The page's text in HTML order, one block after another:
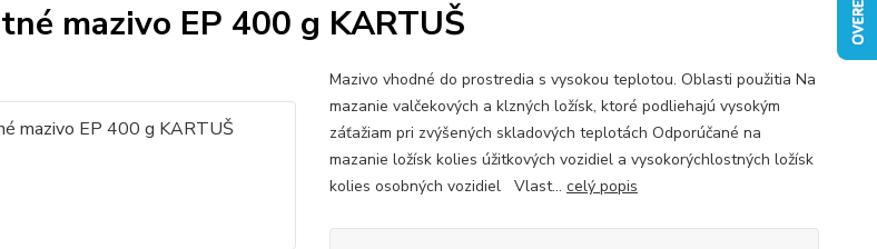
mazivo EP 400 g KARTUŠ
Mazivo vhodné do prostredia s vysokou teplotou. Oblasti použitia Na
mazanie valčekových a klzných ložísk, ktoré podliehajú vysokým
záťažiam pri zvýšených skladových teplotách Odporúčané na
mazanie ložísk kolies úžitkových vozidiel a vysokorýchlostných ložísk
kolies osobných vozidiel Vlast... celý popis